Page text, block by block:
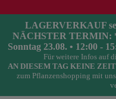
LAGERVERKAUF
NÄCHSTER
Sonntag 23.08. • 12:00 -
Für weitere Infos auf
AN DIESEM TAG KEINE
zum Pflanzenshopping mit